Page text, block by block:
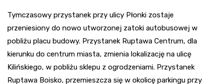
Tymczasowy przystanek przy ulicy Płonki zostaje
przeniesiony do nowo utworzonej zatoki autobusowej w
pobliżu placu budowy. Przystanek Ruptawa Centrum, dla
kierunku do centrum miasta, zmienia lokalizację na ulicę
Kilińskiego, w pobliżu sklepu z ogrodzeniami. Przystanek
Ruptawa Boisko, przemieszcza się w okolicę parkingu przy